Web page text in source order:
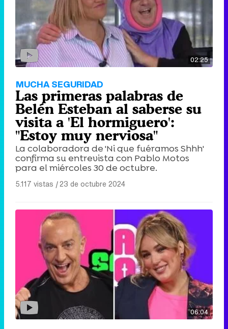
02:25
MUCHA SEGURIDAD
Las primeras palabras de
Belén Esteban al saberse su
visita a 'El hormiguero':
"Estoy muy nerviosa"
La colaboradora de 'Ni que fuéramos Shhh'
confirma su entrevista con Pablo Motos
para el miércoles 30 de octubre.
5.117 vistas |23 de octubre 2024
06:04